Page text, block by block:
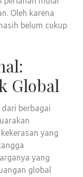
Oleh karena
belum cukup
Global
berbagai
yang
yang
global